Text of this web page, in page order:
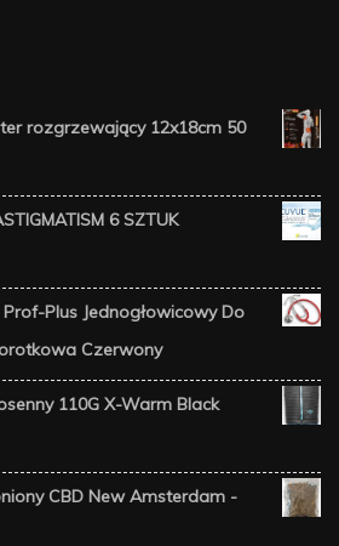
rozgrzewający 12x18cm 50
6 SZTUK
Plus Jednogłowicowy Do
Czerwony
110G X-Warm Black
CBD New Amsterdam -